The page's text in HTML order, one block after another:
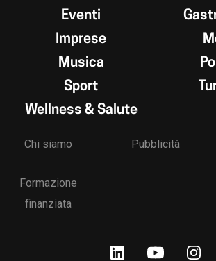
Eventi
Imprese
Musica
Sport
Wellness & Salute
Chi siamo Pubblicità
Formazione
finanziata